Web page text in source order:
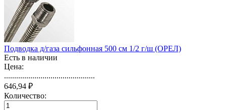
Подводка д/газа сильфонная 500 см 1/2 г/ш (ОРЕЛ)
Есть в наличии
Цена:
.............................................
646,94 ₽
Количество: